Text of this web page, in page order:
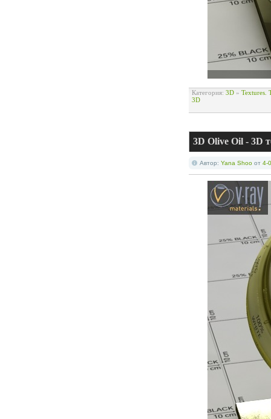
Категория: 3D » Textures.
3D
3D Olive Oil - 3D
Автор: Yana Shoo от 4-